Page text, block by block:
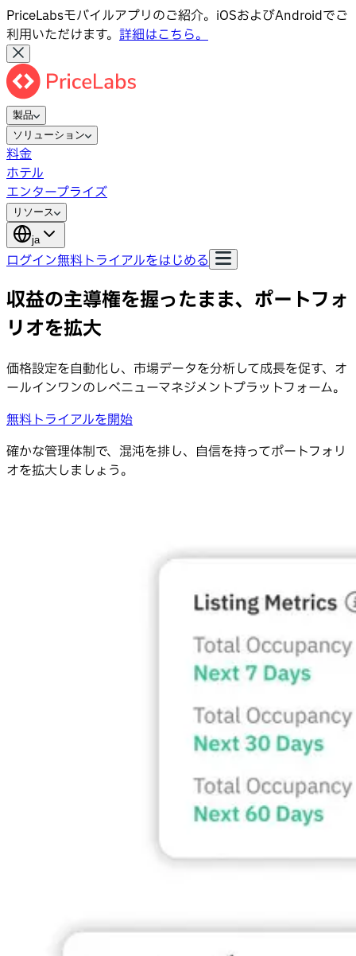
PriceLabsモバイルアプリのご紹介。iOSおよびAndroidでご
利用いただけます。 詳細はこちら。
製品
ソリューション
料金
ホテル
エンタープライズ
リソース
ja
ログイン無料トライアルをはじめる
収益の主導権を握ったまま、ポートフォ
リオを拡大
価格設定を自動化し、市場データを分析して成長を促す、オ
ールインワンのレベニューマネジメントプラットフォーム。
無料トライアルを開始
確かな管理体制で、混沌を排し、自信を持ってポートフォリ
オを拡大しましょう。